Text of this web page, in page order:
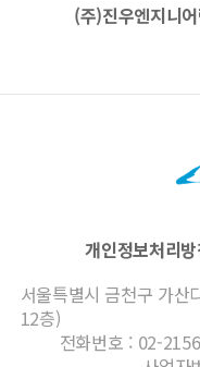
(주)진우엔지니
서울특별시 금천구 가산
12층)
전화번호 : 02-
개인정보처리방